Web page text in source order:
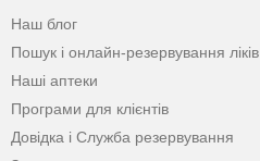
Наш блог
Пошук і онлайн-резервування ліків
Наші аптеки
Програми для клієнтів
Довідка і Служба резервування